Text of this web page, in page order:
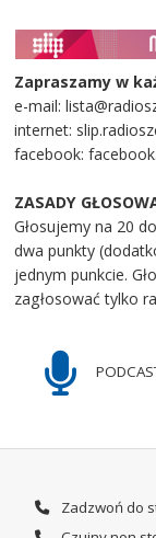
Zapraszamy w
e-mail:
internet:
facebook:
ZASADY
Głosujemy na 20
dwa punkty
jednym punkcie.
zagłosować tylko
Zadzwoń do